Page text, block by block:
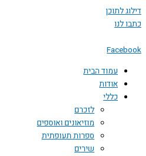
לתוכן
לנו
עמוד הבית
אודות
כללי
לזכרם
מוזיאונים ואוספים
ספרות תעופתית
שירים